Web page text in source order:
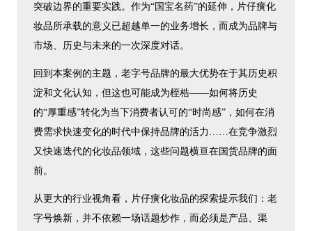
突破边界的重要实践。作为“国宝名药”的延伸，片仔癀化
妆品所承载的意义已超越单一的业务增长，而成为品牌与
市场、历史与未来的一次深度对话。
回到本案例的主题，老字号品牌的最大优势在于其历史积
淀和文化认知，但这也可能成为桎梏——如何将历史
的“厚重感”转化为当下消费者认可的“时尚感”，如何在消
费需求快速变化的时代中保持品牌的活力……在竞争激烈
又快速迭代的化妆品领域，这些问题横亘在国货品牌的面
前。
从更大的行业视角看，片仔癀化妆品的探索提示我们：老
字号焕新，并不依赖一场话题炒作，而必须是产品、渠